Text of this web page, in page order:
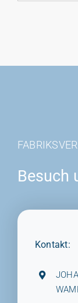
Besuch
Kontakt: